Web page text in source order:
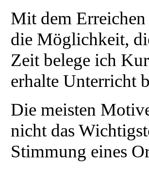
Mit dem Erreichen
die Möglichkeit,
Zeit belege ich
erhalte Unterricht
Die meisten
nicht das
Stimmung eines